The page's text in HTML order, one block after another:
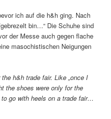
ich auf die h&h ging. Nach
bin…“ Die Schuhe sind
der Messe auch gegen flache
masochistischen Neigungen
h&h trade fair. Like „once I
the shoes were only for the
go with heels on a trade fair…